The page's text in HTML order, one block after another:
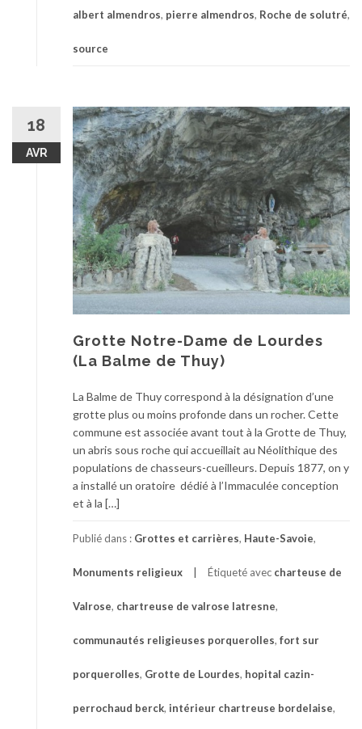
albert almendros, pierre almendros, Roche de solutré,
source
18
AVR
Grotte Notre-Dame de Lourdes
(La Balme de Thuy)
La Balme de Thuy correspond à la désignation d’une
grotte plus ou moins profonde dans un rocher. Cette
commune est associée avant tout à la Grotte de Thuy,
un abris sous roche qui accueillait au Néolithique des
populations de chasseurs-cueilleurs. Depuis 1877, on y
a installé un oratoire dédié à l’Immaculée conception
et à la […]
Publié dans : Grottes et carrières, Haute-Savoie,
Monuments religieux Étiqueté avec charteuse de
Valrose, chartreuse de valrose latresne,
communautés religieuses porquerolles, fort sur
porquerolles, Grotte de Lourdes, hopital cazin-
perrochaud berck, intérieur chartreuse bordelaise,